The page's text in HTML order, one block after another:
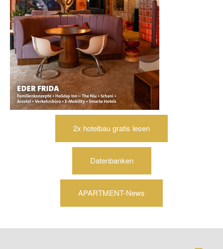
2x hotelbau gratis lesen
Datenbanken
APARTMENT-News